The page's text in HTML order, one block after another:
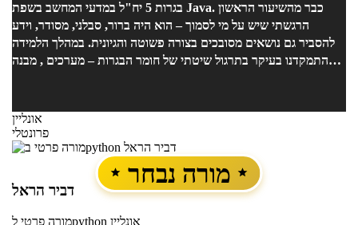
בגרות 5 יח"ל במדעי המחשב בשפת Java. כבר מהשיעור הראשון
הרגשתי שיש על מי לסמוך – הוא היה ברור, סבלני, מסודר, וידע
להסביר גם נושאים מסובכים בצורה פשוטה והגיונית. במהלך הלמידה
התמקדנו בעיקר בתרגול שיטתי של חומר הבגרות – מערכים , מבנה
והרגשתי שהוא באמת אכפתי ורוצה שאבין, לא רק "אעבור". הוא ידע
את החומר לעומק, וענה על כל שאלה שהייתה לי – גם כאלו מחוץ
למסגרת השיעור. הצלחתי בבגרות הרבה יותר ממה שציפיתי, ואני
בהחלט ממליצה לכל מי שצריך חיזוק או ליווי בלמידת תכנות – במיוחד
אם רוצים להבין באמת, לא רק לשנן. תודה אושרי! ??
אונליין
פרונטלי
מורה נבחר
דביר הראל
מורה פרטילpython אונליין